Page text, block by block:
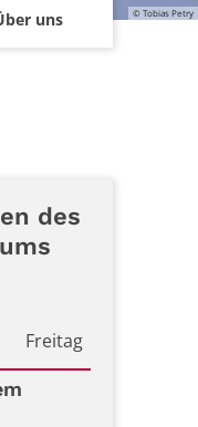
© Tobias Petry
uns
des
Freitag